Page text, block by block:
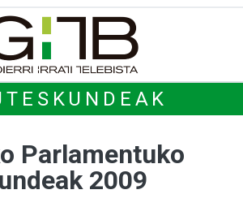
Parlamentuko
2009